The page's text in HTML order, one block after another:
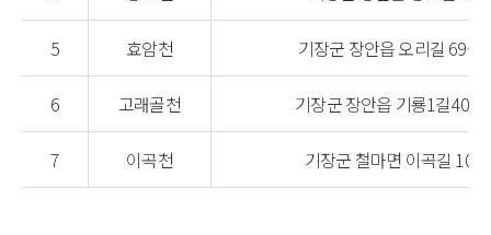
5 효암천 기장군 장안읍 오리길 69-12
6 고래골천 기장군 장안읍 기룡1길40-15
7 이곡천 기장군 철마면 이곡길 100